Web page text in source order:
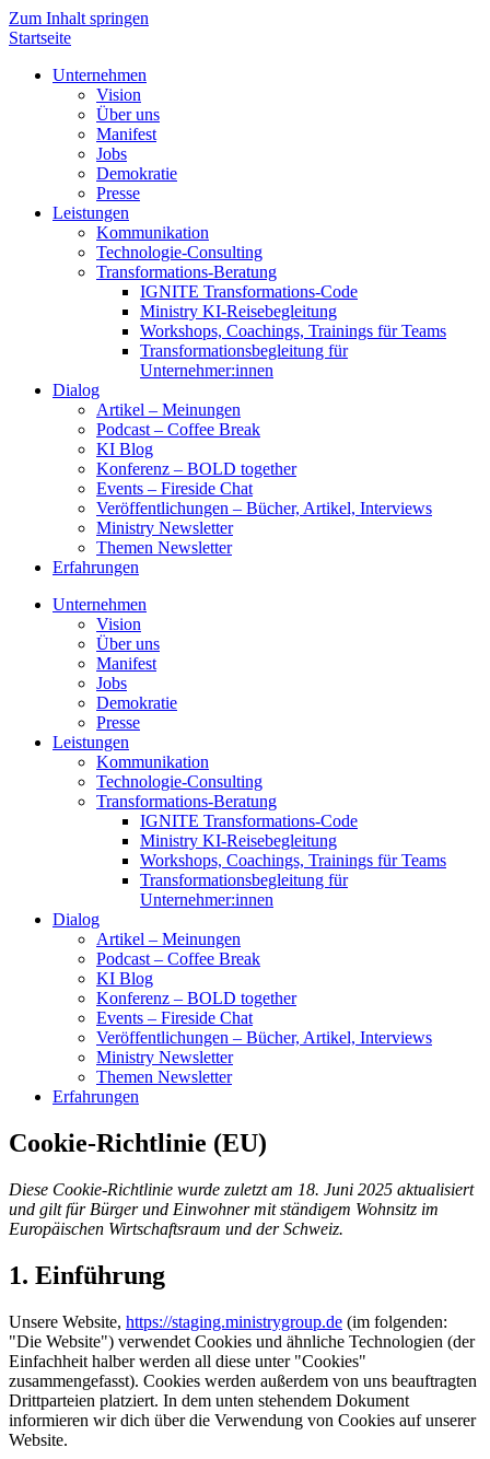
Zum Inhalt springen
Startseite
Unternehmen
Vision
Über uns
Manifest
Jobs
Demokratie
Presse
Leistungen
Kommunikation
Technologie-Consulting
Transformations-Beratung
IGNITE Transformations-Code
Ministry KI-Reisebegleitung
Workshops, Coachings, Trainings für Teams
Transformationsbegleitung für
Unternehmer:innen
Dialog
Artikel – Meinungen
Podcast – Coffee Break
KI Blog
Konferenz – BOLD together
Events – Fireside Chat
Veröffentlichungen – Bücher, Artikel, Interviews
Ministry Newsletter
Themen Newsletter
Erfahrungen
Unternehmen
Vision
Über uns
Manifest
Jobs
Demokratie
Presse
Leistungen
Kommunikation
Technologie-Consulting
Transformations-Beratung
IGNITE Transformations-Code
Ministry KI-Reisebegleitung
Workshops, Coachings, Trainings für Teams
Transformationsbegleitung für
Unternehmer:innen
Dialog
Artikel – Meinungen
Podcast – Coffee Break
KI Blog
Konferenz – BOLD together
Events – Fireside Chat
Veröffentlichungen – Bücher, Artikel, Interviews
Ministry Newsletter
Themen Newsletter
Erfahrungen
Cookie-Richtlinie (EU)
Diese Cookie-Richtlinie wurde zuletzt am 18. Juni 2025 aktualisiert
und gilt für Bürger und Einwohner mit ständigem Wohnsitz im
Europäischen Wirtschaftsraum und der Schweiz.
1. Einführung
Unsere Website, https://staging.ministrygroup.de (im folgenden:
"Die Website") verwendet Cookies und ähnliche Technologien (der
Einfachheit halber werden all diese unter "Cookies"
zusammengefasst). Cookies werden außerdem von uns beauftragten
Drittparteien platziert. In dem unten stehendem Dokument
informieren wir dich über die Verwendung von Cookies auf unserer
Website.